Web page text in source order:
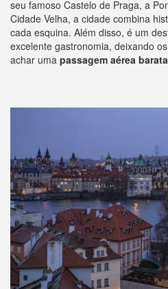
seu famoso Castelo de Praga, a
Cidade Velha, a cidade combina
cada esquina. Além disso, é um
excelente gastronomia, deixando
achar uma passagem aérea